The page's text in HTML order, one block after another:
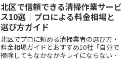
北区で信頼できる清掃作業サービ
ス10選｜プロによる料金相場と
選び方ガイド
北区でプロに頼める清掃業者の選び方・
料金相場ガイドとおすすめ10社「自分で
掃除してもなかなかキレイにならない」